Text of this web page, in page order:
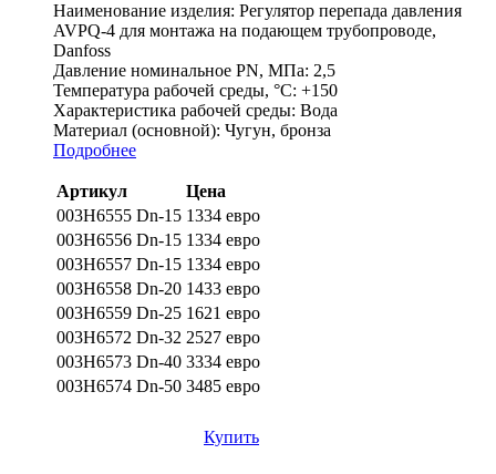
Наименование изделия: Регулятор перепада давления
AVPQ-4 для монтажа на подающем трубопроводе,
Danfoss
Давление номинальное PN, МПа: 2,5
Температура рабочей среды, °С: +150
Характеристика рабочей среды: Вода
Материал (основной): Чугун, бронза
Подробнее
Артикул
Цена
003H6555 Dn-15 1334 евро
003H6556 Dn-15 1334 евро
003H6557 Dn-15 1334 евро
003H6558 Dn-20 1433 евро
003H6559 Dn-25 1621 евро
003H6572 Dn-32 2527 евро
003H6573 Dn-40 3334 евро
003H6574 Dn-50 3485 евро
Купить